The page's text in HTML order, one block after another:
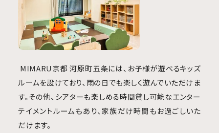
MIMARU京都 河原町五条には、お子様が遊べるキッズ
ルームを設けており、雨の日でも楽しく遊んでいただけま
す。その他、シアターも楽しめる時間貸し可能なエンター
テイメントルームもあり、家族だけ時間もお過ごしいた
だけます。